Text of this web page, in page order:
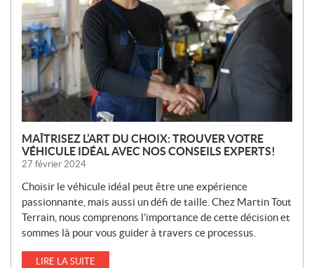
E
L
L
E
MAÎTRISEZ L’ART DU CHOIX: TROUVER VOTRE
VÉHICULE IDÉAL AVEC NOS CONSEILS EXPERTS!
27 février 2024
Choisir le véhicule idéal peut être une expérience
passionnante, mais aussi un défi de taille. Chez Martin Tout
Terrain, nous comprenons l’importance de cette décision et
sommes là pour vous guider à travers ce processus.
LIRE LA SUITE